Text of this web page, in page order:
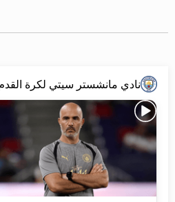
نادي مانشستر سيتي لكرة